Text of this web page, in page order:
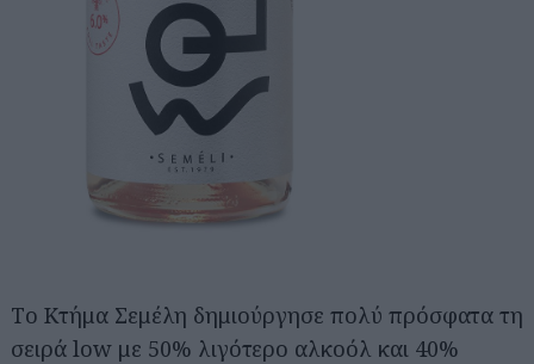
Tο Κτήμα Σεμέλη δημιούργησε πολύ πρόσφατα τη
σειρά low με 50% λιγότερο αλκοόλ και 40%